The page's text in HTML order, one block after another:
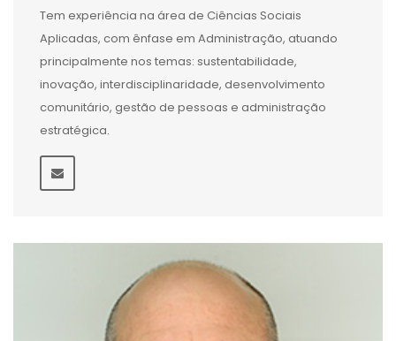
Tem experiência na área de Ciências Sociais
Aplicadas, com ênfase em Administração, atuando
principalmente nos temas: sustentabilidade,
inovação, interdisciplinaridade, desenvolvimento
comunitário, gestão de pessoas e administração
estratégica.